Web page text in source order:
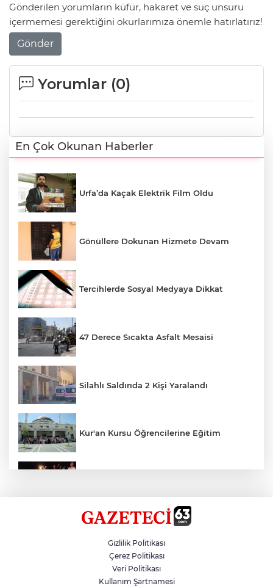
Gönderilen yorumların küfür, hakaret ve suç unsuru
içermemesi gerektiğini okurlarımıza önemle hatırlatırız!
Gönder
Yorumlar (0)
En Çok Okunan Haberler
Urfa’da Kaçak Elektrik Film Oldu
Gönüllere Dokunan Hizmete Devam
Tercihlerde Sosyal Medyaya Dikkat
47 Derece Sıcakta Asfalt Mesaisi
Silahlı Saldırıda 2 Kişi Yaralandı
Kur'an Kursu Öğrencilerine Eğitim
Siverek’te Mahmut Gülel Dönemi
Filistin Konvoyuna Coşkulu Karşılama
Gizlilik Politikası
Çerez Politikası
Veri Politikası
Kullanım Şartnamesi